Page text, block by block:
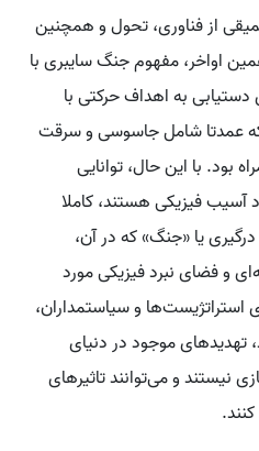
از فناوری، تحول و همچنین
اواخر، مفهوم جنگ سایبری با
به اهداف حرکتی با
عمدتا شامل جاسوسی و سرقت
بود. با این حال، توانایی
آسیب فیزیکی هستند، کاملا
یا «جنگ» که در آن،
و فضای نبرد فیزیکی مورد
و سیاستمداران،
تهدیدهای موجود در دنیای
نیستند و می‌توانند تاثیرهای